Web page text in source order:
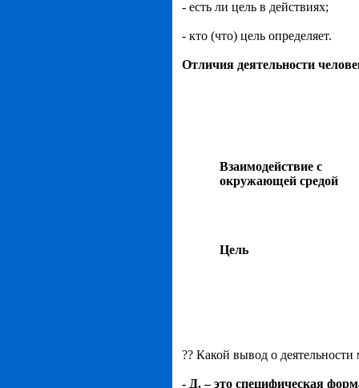
- есть ли цель в действиях;
- кто (что) цель определяет.
Отличия деятельности
Взаимодействие с
окружающей средой
Цель
?? Какой вывод о
- Д. – это специфическая